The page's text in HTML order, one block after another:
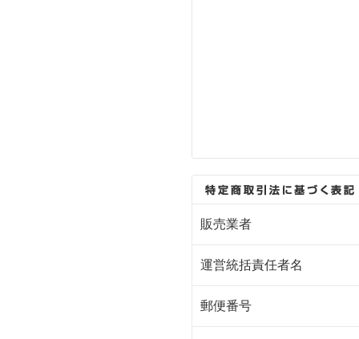
販売業者
運営統括責任者名
郵便番号